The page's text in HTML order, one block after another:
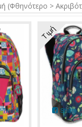
(Φθηνότερο >
Tweet
Τιμή
Share